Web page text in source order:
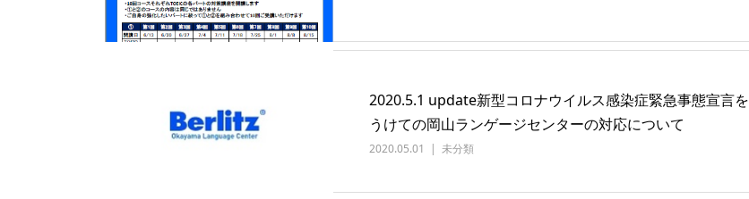
2020.5.1 update新型コロナウイルス感染症緊急事態宣言を
うけての岡山ランゲージセンターの対応について
2020.05.01 未分類